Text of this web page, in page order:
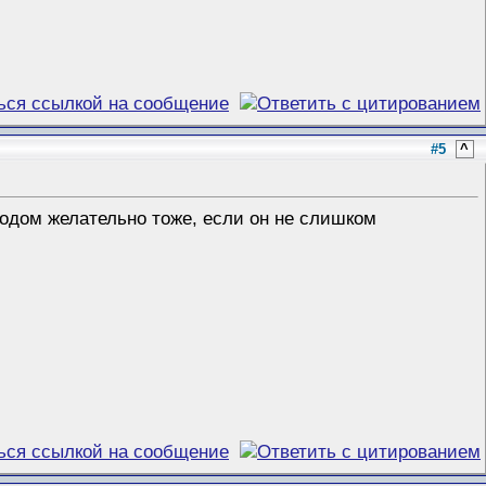
#5 ^
желательно тоже, если он не слишком